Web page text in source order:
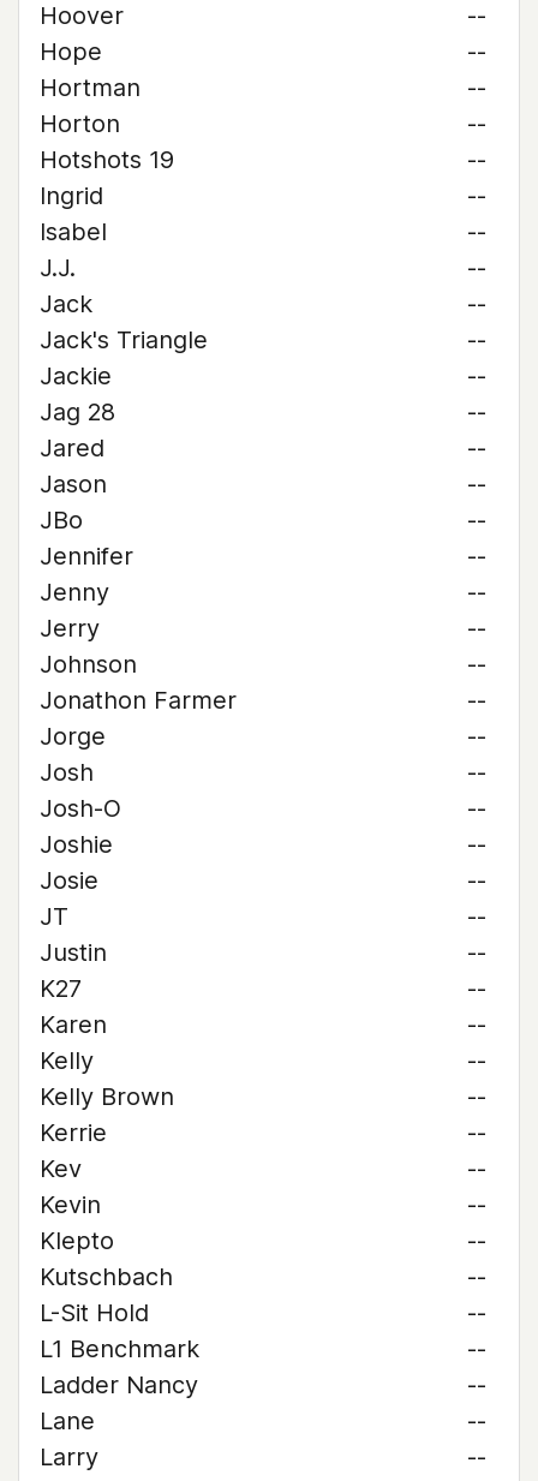
Hoover
--
Hope
--
Hortman
--
Horton
--
Hotshots 19
--
Ingrid
--
Isabel
--
J.J.
--
Jack
--
Jack's Triangle
--
Jackie
--
Jag 28
--
Jared
--
Jason
--
JBo
--
Jennifer
--
Jenny
--
Jerry
--
Johnson
--
Jonathon Farmer
--
Jorge
--
Josh
--
Josh-O
--
Joshie
--
Josie
--
JT
--
Justin
--
K27
--
Karen
--
Kelly
--
Kelly Brown
--
Kerrie
--
Kev
--
Kevin
--
Klepto
--
Kutschbach
--
L-Sit Hold
--
L1 Benchmark
--
Ladder Nancy
--
Lane
--
Larry
--